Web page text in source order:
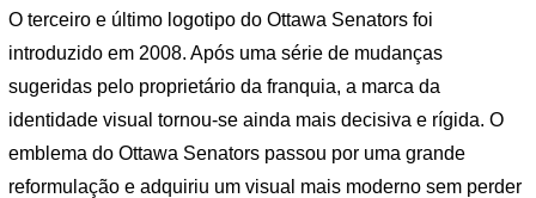
O terceiro e último logotipo do Ottawa Senators foi
introduzido em 2008. Após uma série de mudanças
sugeridas pelo proprietário da franquia, a marca da
identidade visual tornou-se ainda mais decisiva e rígida. O
emblema do Ottawa Senators passou por uma grande
reformulação e adquiriu um visual mais moderno sem perder